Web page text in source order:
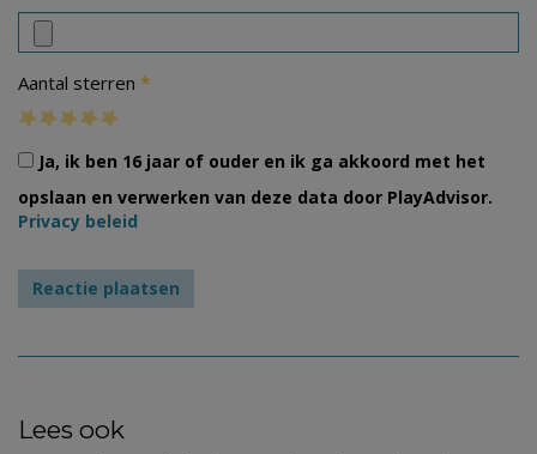
Aantal sterren *
Ja, ik ben 16 jaar of ouder en ik ga akkoord met het
opslaan en verwerken van deze data door PlayAdvisor.
Privacy beleid
Lees ook